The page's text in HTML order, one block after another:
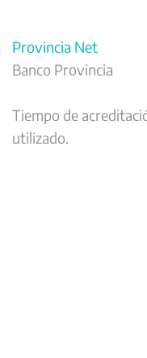
Provincia Net
Banco Provincia
Tiempo de
utilizado.